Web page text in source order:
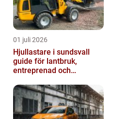
01 juli 2026
Hjullastare i sundsvall
guide för lantbruk,
entreprenad och